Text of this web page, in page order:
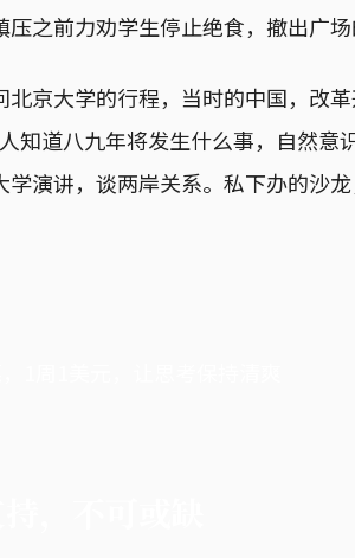
之前力劝学生停止绝食，撤出广场
京大学的行程，当时的中国，改
道八九年将发生什么事，自然意
讲，谈两岸关系。私下办的沙龙